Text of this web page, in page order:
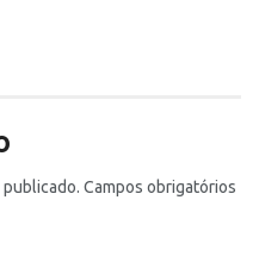
Campos obrigatórios